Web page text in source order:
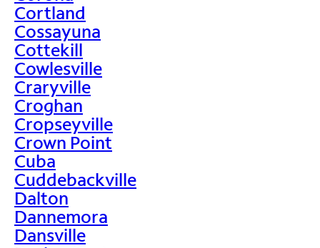
Cortland
Cossayuna
Cottekill
Cowlesville
Craryville
Croghan
Cropseyville
Crown Point
Cuba
Cuddebackville
Dalton
Dannemora
Dansville